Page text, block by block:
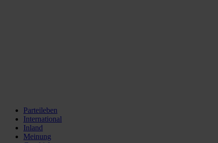
Parteileben
International
Inland
Meinung